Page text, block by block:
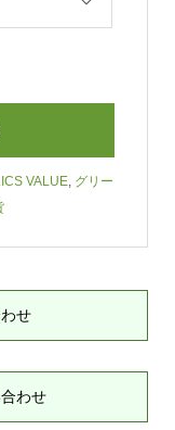
VALUE, グリー
せ
わせ